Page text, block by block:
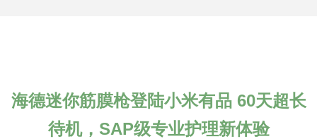
海德迷你筋膜枪登陆小米有品 60天超长
待机，SAP级专业护理新体验